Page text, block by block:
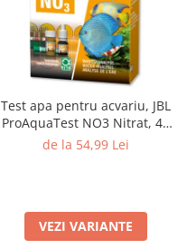
Test apa pentru acvariu, JBL
ProAquaTest NO3 Nitrat, 40
Teste
de la 54,99 Lei
VEZI VARIANTE